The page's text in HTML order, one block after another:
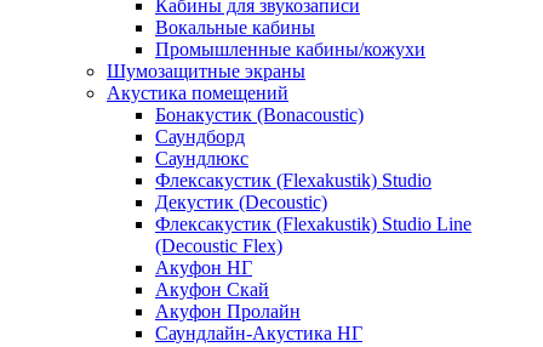
Кабины для звукозаписи
Вокальные кабины
Промышленные кабины/кожухи
Шумозащитные экраны
Акустика помещений
Бонакустик (Bonacoustic)
Саундборд
Саундлюкс
Флексакустик (Flexakustik) Studio
Декустик (Decoustic)
Флексакустик (Flexakustik) Studio Line
(Decoustic Flex)
Акуфон НГ
Акуфон Скай
Акуфон Пролайн
Саундлайн-Акустика НГ